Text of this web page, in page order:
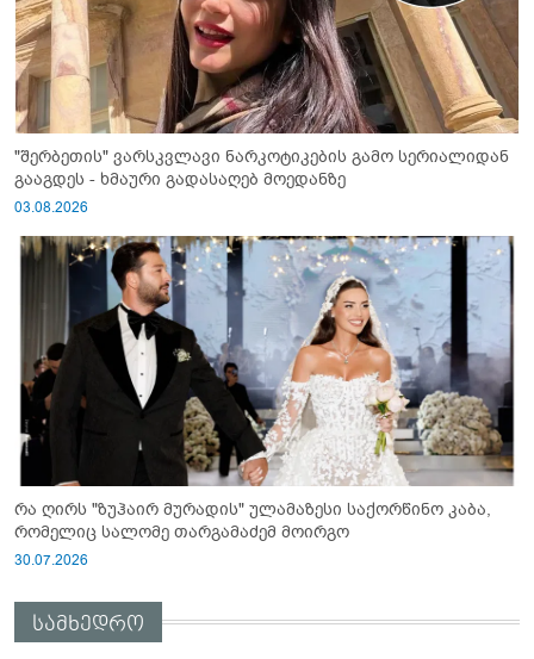
"შერბეთის" ვარსკვლავი ნარკოტიკების გამო სერიალიდან
გააგდეს - ხმაური გადასაღებ მოედანზე
03.08.2026
რა ღირს "ზუჰაირ მურადის" ულამაზესი საქორწინო კაბა,
რომელიც სალომე თარგამაძემ მოირგო
30.07.2026
სამხედრო